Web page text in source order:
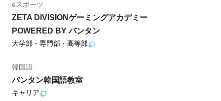
eスポーツ
ZETA DIVISIONゲーミングアカデミー
POWERED BY バンタン
大学部・専門部・高等部
韓国語
バンタン韓国語教室
キャリア